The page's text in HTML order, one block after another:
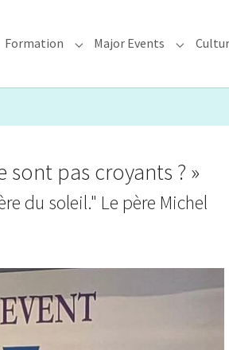
& Pastoral care"
for "Solidarity"
Formation Submenu for "Formation"
Major Events
pas croyants ? »
du soleil." Le père Michel